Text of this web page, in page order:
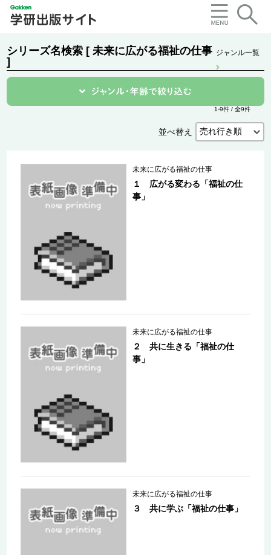
シリーズ名検索 [ 未来に広がる福祉の仕事
]
ジャンル一覧
1-9件 / 全9件
並べ替え
未来に広がる福祉の仕事
１ 広がる変わる「福祉の仕
事」
未来に広がる福祉の仕事
２ 共に生きる「福祉の仕
事」
未来に広がる福祉の仕事
３ 共に学ぶ「福祉の仕事」